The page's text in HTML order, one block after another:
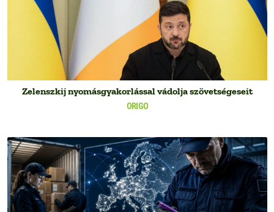
ORIGO
Zelenszkij nyomásgyakorlással vádolja szövetségeseit